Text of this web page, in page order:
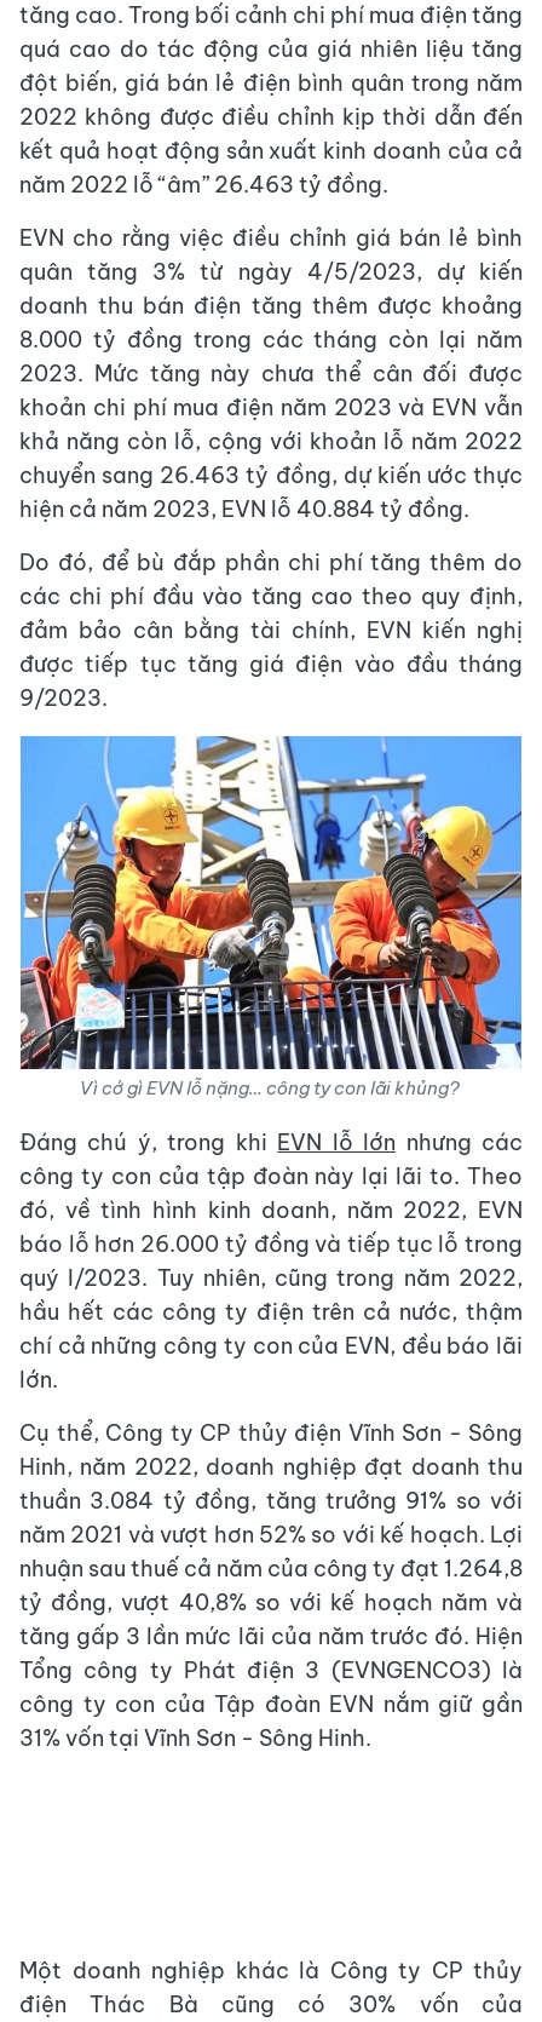
tăng cao. Trong bối cảnh chi phí mua điện tăng
quá cao do tác động của giá nhiên liệu tăng
đột biến, giá bán lẻ điện bình quân trong năm
2022 không được điều chỉnh kịp thời dẫn đến
kết quả hoạt động sản xuất kinh doanh của cả
năm 2022 lỗ “âm” 26.463 tỷ đồng.
EVN cho rằng việc điều chỉnh giá bán lẻ bình
quân tăng 3% từ ngày 4/5/2023, dự kiến
doanh thu bán điện tăng thêm được khoảng
8.000 tỷ đồng trong các tháng còn lại năm
2023. Mức tăng này chưa thể cân đối được
khoản chi phí mua điện năm 2023 và EVN vẫn
khả năng còn lỗ, cộng với khoản lỗ năm 2022
chuyển sang 26.463 tỷ đồng, dự kiến ước thực
hiện cả năm 2023, EVN lỗ 40.884 tỷ đồng.
Do đó, để bù đắp phần chi phí tăng thêm do
các chi phí đầu vào tăng cao theo quy định,
đảm bảo cân bằng tài chính, EVN kiến nghị
được tiếp tục tăng giá điện vào đầu tháng
9/2023.
Vì cớ gì EVN lỗ nặng… công ty con lãi khủng?
Đáng chú ý, trong khi EVN lỗ lớn nhưng các
công ty con của tập đoàn này lại lãi to. Theo
đó, về tình hình kinh doanh, năm 2022, EVN
báo lỗ hơn 26.000 tỷ đồng và tiếp tục lỗ trong
quý I/2023. Tuy nhiên, cũng trong năm 2022,
hầu hết các công ty điện trên cả nước, thậm
chí cả những công ty con của EVN, đều báo lãi
lớn.
Cụ thể, Công ty CP thủy điện Vĩnh Sơn - Sông
Hinh, năm 2022, doanh nghiệp đạt doanh thu
thuần 3.084 tỷ đồng, tăng trưởng 91% so với
năm 2021 và vượt hơn 52% so với kế hoạch. Lợi
nhuận sau thuế cả năm của công ty đạt 1.264,8
tỷ đồng, vượt 40,8% so với kế hoạch năm và
tăng gấp 3 lần mức lãi của năm trước đó. Hiện
Tổng công ty Phát điện 3 (EVNGENCO3) là
công ty con của Tập đoàn EVN nắm giữ gần
31% vốn tại Vĩnh Sơn - Sông Hinh.
Một doanh nghiệp khác là Công ty CP thủy
điện Thác Bà cũng có 30% vốn của